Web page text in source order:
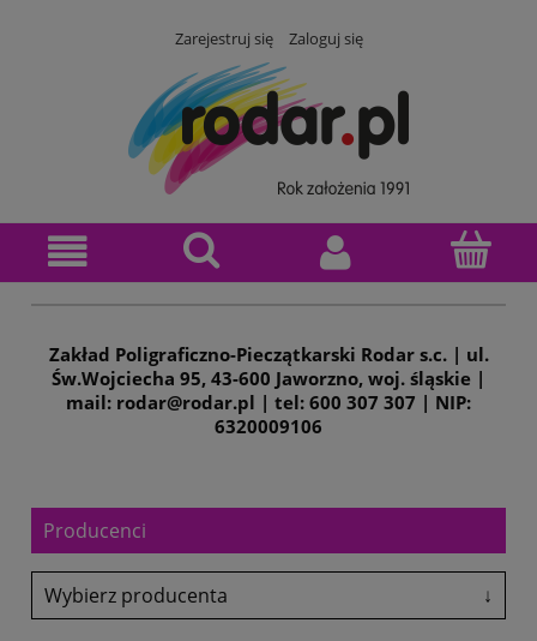
Zarejestruj się Zaloguj się
Zakład Poligraficzno-Pieczątkarski Rodar s.c. | ul.
Św.Wojciecha 95, 43-600 Jaworzno, woj. śląskie |
mail: rodar@rodar.pl | tel: 600 307 307 | NIP:
6320009106
Producenci
Wybierz producenta ↓